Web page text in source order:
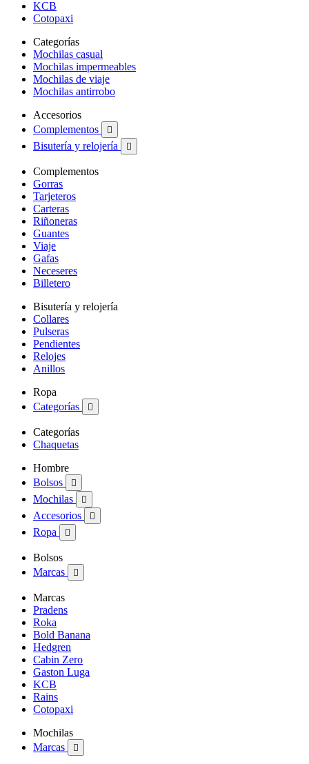
KCB
Cotopaxi
Categorías
Mochilas casual
Mochilas impermeables
Mochilas de viaje
Mochilas antirrobo
Accesorios
Complementos

Bisutería y relojería 
Complementos
Gorras
Tarjeteros
Carteras
Riñoneras
Guantes
Viaje
Gafas
Neceseres
Billetero
Bisutería y relojería
Collares
Pulseras
Pendientes
Relojes
Anillos
Ropa
Categorías

Categorías
Chaquetas
Hombre
Bolsos

Mochilas 
Accesorios 
Ropa 
Bolsos
Marcas

Marcas
Pradens
Roka
Bold Banana
Hedgren
Cabin Zero
Gaston Luga
KCB
Rains
Cotopaxi
Mochilas
Marcas
